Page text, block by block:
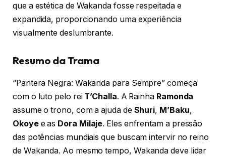
que a estética de Wakanda fosse respeitada e
expandida, proporcionando uma experiência
visualmente deslumbrante.
Resumo da Trama
“Pantera Negra: Wakanda para Sempre” começa
com o luto pelo rei T’Challa. A Rainha Ramonda
assume o trono, com a ajuda de Shuri, M’Baku,
Okoyee as Dora Milaje. Eles enfrentam a pressão
das potências mundiais que buscam intervir no reino
de Wakanda. Ao mesmo tempo, Wakanda deve lidar